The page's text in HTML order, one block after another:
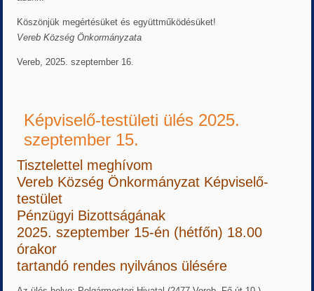
Köszönjük megértésüket és együttműködésüket!
Vereb Község Önkormányzata
Vereb, 2025. szeptember 16.
Képviselő-testületi ülés 2025.
szeptember 15.
Tisztelettel meghívom
Vereb Község Önkormányzat Képviselő-
testület
Pénzügyi Bizottságának
2025. szeptember 15-én (hétfőn) 18.00
órakor
tartandó rendes nyilvános ülésére